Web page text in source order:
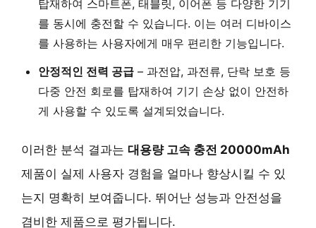
탑재하여 스마트폰, 태블릿, 이어폰 등 다양한 기기
를 동시에 충전할 수 있습니다. 이는 여러 디바이스
를 사용하는 사용자에게 매우 편리한 기능입니다.
안정적인 전력 공급 – 과전압, 과전류, 단락 보호 등
다중 안전 회로를 탑재하여 기기 손상 없이 안전하
게 사용할 수 있도록 설계되었습니다.
이러한 분석 결과는 대용량 고속 충전 20000mAh
제품이 실제 사용자 경험을 얼마나 향상시킬 수 있
는지 명확히 보여줍니다. 뛰어난 성능과 안전성을
겸비한 제품으로 평가됩니다.